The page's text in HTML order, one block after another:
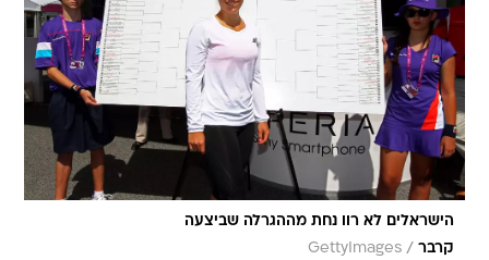
הישראלים לא רוו נחת מההגרלה שביצעה
קרבר /
GettyImages